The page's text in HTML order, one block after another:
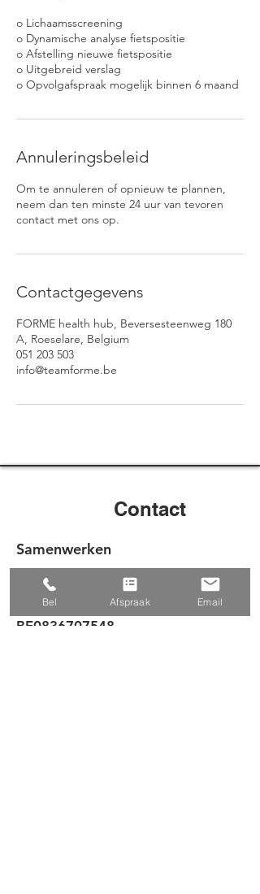
o Lichaamsscreening
o Dynamische analyse fietspositie
o Afstelling nieuwe fietspositie
o Uitgebreid verslag
o Opvolgafspraak mogelijk binnen 6 maand
Annuleringsbeleid
Om te annuleren of opnieuw te plannen,
neem dan ten minste 24 uur van tevoren
contact met ons op.
Contactgegevens
FORME health hub, Beversesteenweg 180
A, Roeselare, Belgium
051 203 503
info@teamforme.be
Contact
Samenwerken
FAQ
Algemene voorwaarden
BE0836707548
Bel Afspraak Email